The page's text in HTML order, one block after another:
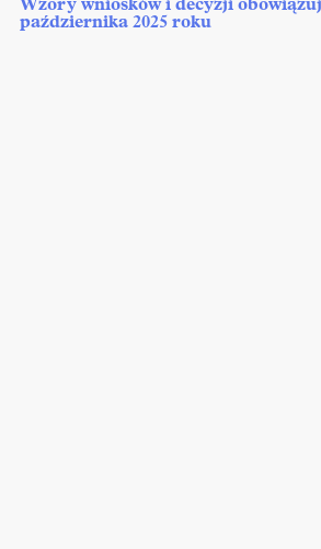
Wzory wniosków i decyzji
października 2025 roku